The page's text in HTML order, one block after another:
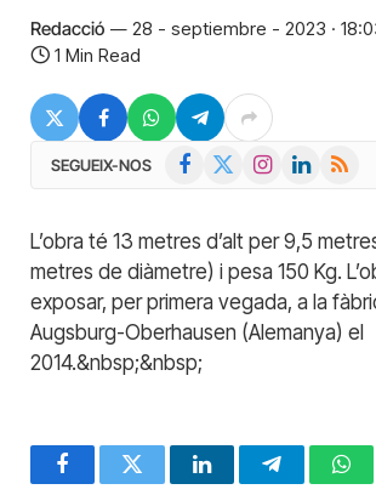
Redacció
28 - septiembre - 2023 ·
1 Min Read
SEGUEIX-NOS Facebook InstagramLinkedIn
RSS
L’obra té 13 metres d’alt per 9,5
metres de diàmetre) i pesa 150 Kg.
exposar, per primera vegada, a la
Augsburg-Oberhausen (Alemanya) el
2014.&nbsp;&nbsp;
FacebookTwitter LinkedInTelegram